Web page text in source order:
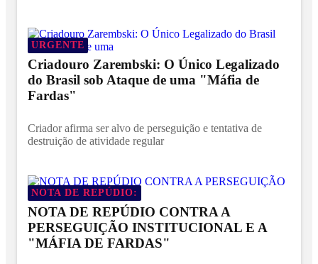
URGENTE
Criadouro Zarembski: O Único Legalizado
do Brasil sob Ataque de uma "Máfia de
Fardas"
Criador afirma ser alvo de perseguição e tentativa de
destruição de atividade regular
NOTA DE REPÚDIO:
NOTA DE REPÚDIO CONTRA A
PERSEGUIÇÃO INSTITUCIONAL E A
"MÁFIA DE FARDAS"